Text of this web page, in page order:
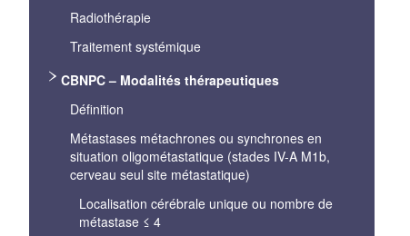
Radiothérapie
Traitement systémique
CBNPC – Modalités thérapeutiques
Définition
Métastases métachrones ou synchrones en
situation oligométastatique (stades IV-A M1b,
cerveau seul site métastatique)
Localisation cérébrale unique ou nombre de
métastase ≤ 4